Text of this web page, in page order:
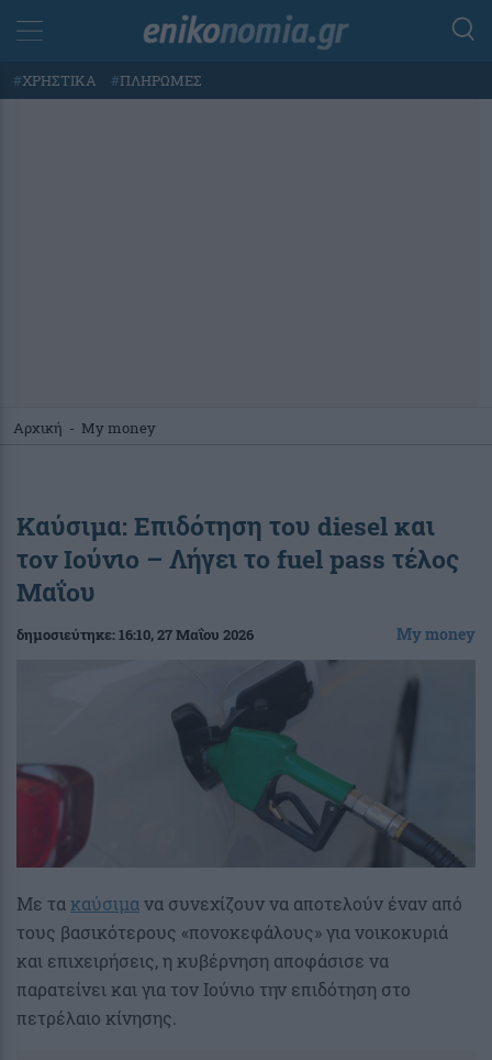
#ΧΡΗΣΤΙΚΑ #ΠΛΗΡΩΜΕΣ
Αρχική - My money
Καύσιμα: Επιδότηση του diesel και
τον Ιούνιο – Λήγει το fuel pass τέλος
Μαΐου
δημοσιεύτηκε:16:10, 27 Μαΐου 2026 My money
Με τακαύσιμανα συνεχίζουν να αποτελούν έναν από
τους βασικότερους «πονοκεφάλους» για νοικοκυριά
και επιχειρήσεις, η κυβέρνηση αποφάσισε να
παρατείνει και για τον Ιούνιο την επιδότηση στο
πετρέλαιο κίνησης.